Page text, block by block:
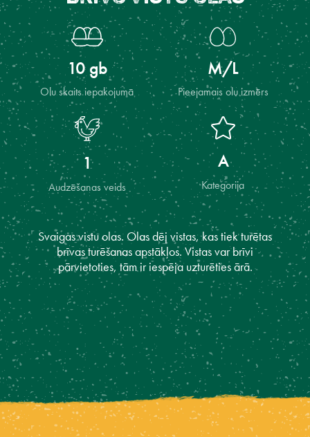
10 gb
Olu skaits iepakojumā
M/L
Pieejamais olu izmērs
1
Audzēšanas veids
A
Kategorija
Svaigas vistu olas. Olas dēj vistas, kas tiek turētas
brīvas turēšanas apstākļos. Vistas var brīvi
pārvietoties, tām ir iespēja uzturēties ārā.